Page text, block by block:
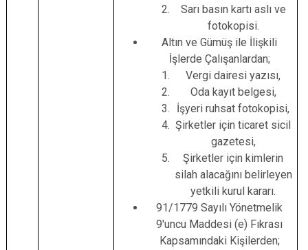
Sarı basın kartı aslı ve
fotokopisi.
Altın ve Gümüş ile İlişkili
İşlerde Çalışanlardan;
Vergi dairesi yazısı,
Oda kayıt belgesi,
İşyeri ruhsat fotokopisi,
Şirketler için ticaret sicil
gazetesi,
Şirketler için kimlerin
silah alacağını belirleyen
yetkili kurul kararı.
91/1779 Sayılı Yönetmelik
9'uncu Maddesi (e) Fıkrası
Kapsamındaki Kişilerden;